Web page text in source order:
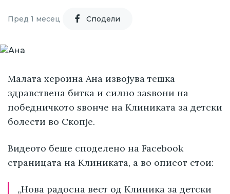
Пред 1 месец Cподели
Малата хероина Ана извојува тешка
здравствена битка и силно заѕвони на
победничкото ѕвонче на Клиниката за детски
болести во Скопје.
Видеото беше споделено на Facebook
страницата на Клиниката, а во описот стои:
„Нова радосна вест од Клиника за детски